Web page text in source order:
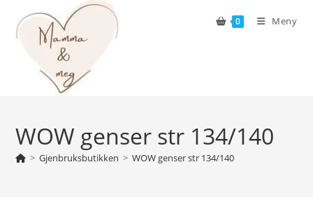
content
0 Meny
WOW genser str 134/140
> Gjenbruksbutikken > WOW genser str 134/140